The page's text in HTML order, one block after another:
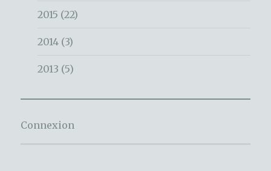
2015 (22)
2014 (3)
2013 (5)
Connexion